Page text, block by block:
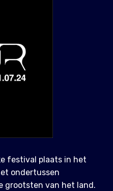
festival plaats in het
ondertussen
grootsten van het land.